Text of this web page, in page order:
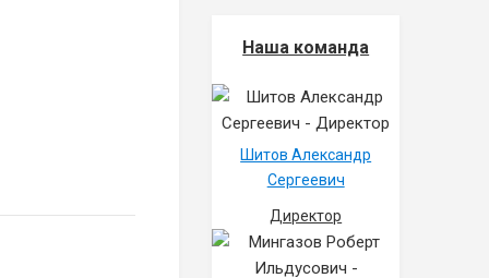
Наша команда
Шитов Александр
Сергеевич
Директор